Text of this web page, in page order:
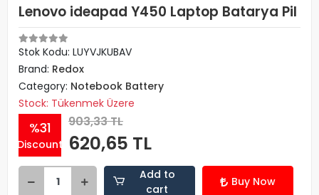
Lenovo ideapad Y450 Laptop Batarya Pil
Stok Kodu: LUYVJKUBAV
Brand: Redox
Category: Notebook Battery
Stock: Tükenmek Üzere
%31
Discount
903,33 TL
620,65 TL
Add to
cart
Buy Now